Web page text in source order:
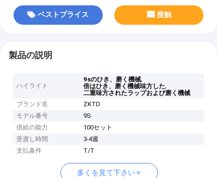
ベストプライス 接触
製品の説明
ハイライト
9sのひき、磨く機械,
倍はひき、磨く機械味方した,
二重味方されたラップおよび磨く機械
ブランド名
ZKTD
モデル番号
9S
供給の能力
100セット
受渡し時間
3-4週
支払条件
T/T
多くを見て下さい